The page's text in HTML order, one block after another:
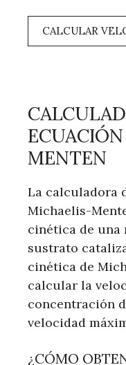
CALCULAR
MENTEN
La calculadora
Michaelis-
cinética de una
sustrato
cinética de
calcular la
concentración
velocidad
¿CÓMO